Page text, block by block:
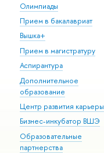
Олимпиады
Прием в бакалавриат
Вышка+
Прием в магистратуру
Аспирантура
Дополнительное
образование
Центр развития карьеры
Бизнес-инкубатор ВШЭ
Образовательные
партнерства